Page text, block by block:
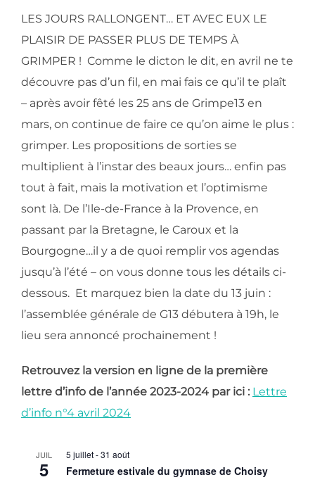
LES JOURS RALLONGENT… ET AVEC EUX LE
PLAISIR DE PASSER PLUS DE TEMPS À
GRIMPER ! Comme le dicton le dit, en avril ne te
découvre pas d’un fil, en mai fais ce qu’il te plaît
– après avoir fêté les 25 ans de Grimpe13 en
mars, on continue de faire ce qu’on aime le plus :
grimper. Les propositions de sorties se
multiplient à l’instar des beaux jours… enfin pas
tout à fait, mais la motivation et l’optimisme
sont là. De l’Ile-de-France à la Provence, en
passant par la Bretagne, le Caroux et la
Bourgogne…il y a de quoi remplir vos agendas
jusqu’à l’été – on vous donne tous les détails ci-
dessous. Et marquez bien la date du 13 juin :
l’assemblée générale de G13 débutera à 19h, le
lieu sera annoncé prochainement !
Retrouvez la version en ligne de la première
lettre d’info de l’année 2023-2024 par ici : Lettre
d’info n°4 avril 2024
JUIL
5
5 juillet-31 août
Fermeture estivale du gymnase de Choisy